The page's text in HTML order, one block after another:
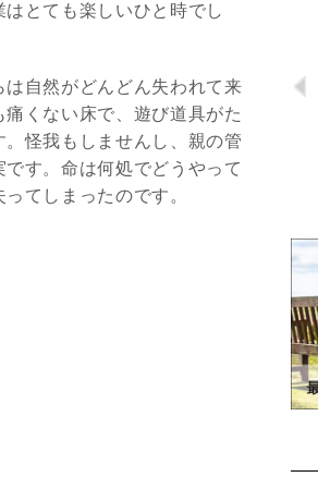
とても楽しいひと時でし
自然がどんどん失われて来
くない床で、遊び道具がた
怪我もしませんし、親の管
す。命は何処でどうやって
てしまったのです。
8/29.30並木良和スピリチュ
アルジャーニ...
Shop